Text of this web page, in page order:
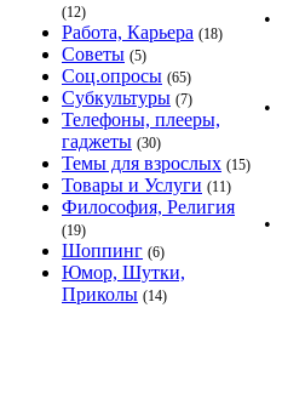
(12)
Работа, Карьера (18)
Советы (5)
Соц.опросы (65)
Субкультуры (7)
Телефоны, плееры,
гаджеты (30)
Темы для взрослых (15)
Товары и Услуги (11)
Философия, Религия
(19)
Шоппинг (6)
Юмор, Шутки,
Приколы (14)
•
•
•